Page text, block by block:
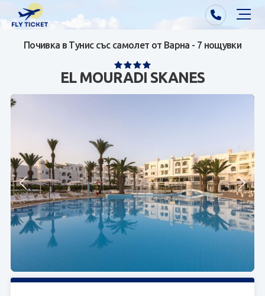
Почивки от Варна
Екзотика
Самолетни билети
Визи
Контакти
За нас
Почивка в Тунис със самолет от Варна - 7 нощувки
EL MOURADI SKANES